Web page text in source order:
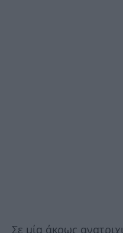
Σε μία άκρως